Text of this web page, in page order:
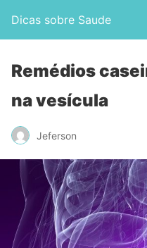
Dicas sobre Saude
Remédios
na vesícula
Jeferson